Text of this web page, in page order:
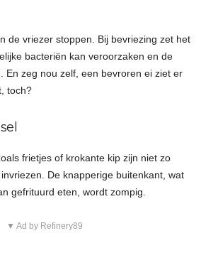
de vriezer stoppen. Bij bevriezing zet het
bacteriën kan veroorzaken en de
En zeg nou zelf, een bevroren ei ziet er
toch?
frietjes of krokante kip zijn niet zo
De knapperige buitenkant, wat
gefrituurd eten, wordt zompig.
▼ Ad by Refinery89